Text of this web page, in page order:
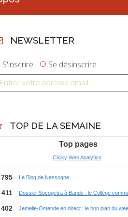
NEWSLETTER
S'inscrire Se désinscrire
TOP DE LA SEMAINE